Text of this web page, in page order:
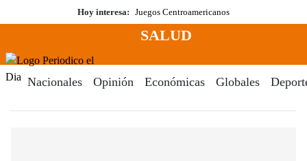
al
Hoy interesa: Juegos Centroamericanos
Menú
SALUD
Nacionales Opinión Económicas Globales